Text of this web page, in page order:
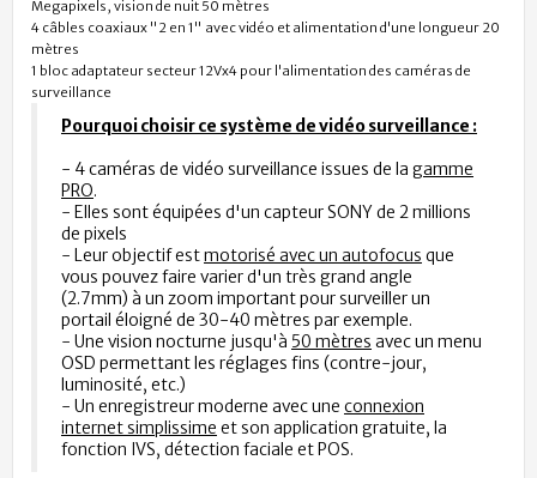
Megapixels, vision de nuit 50 mètres
4 câbles coaxiaux "2 en 1" avec vidéo et alimentation d'une longueur 20
mètres
1 bloc adaptateur secteur 12Vx4 pour l'alimentation des caméras de
surveillance
Pourquoi choisir ce système de vidéo surveillance :
- 4caméras de vidéo surveillance issues de la gamme
PRO.
- Elles sont équipées d'un capteur SONY de 2 millions
de pixels
- Leur objectif estmotorisé avec un autofocus que
vous pouvez faire varier d'un très grand angle
(2.7mm) à un zoom important pour surveiller un
portail éloigné de 30-40 mètres par exemple.
- Une vision nocturne jusqu'à 50 mètres avec un menu
OSD permettant les réglages fins (contre-jour,
luminosité, etc.)
- Un enregistreur moderne avec une connexion
internet simplissime et son application gratuite, la
fonction IVS, détection faciale et POS.